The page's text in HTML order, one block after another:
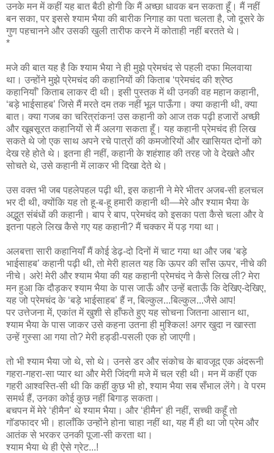
उनके मन में कहीं यह बात बैठी होगी कि मैं अच्छा धावक बन सकता हूँ। मैं नहीं
बन सका, पर इससे श्याम भैया की बारीक निगाह का पता चलता है, जो दूसरे के
गुण पहचानने और उसकी खुली तारीफ करने में कोताही नहीं बरतते थे।
*
मजे की बात यह है कि श्याम भैया ने ही मुझे प्रेमचंद से पहली दफा मिलवाया
था। उन्होंने मुझे प्रेमचंद की कहानियों की किताब ‘प्रेमचंद की श्रेष्ठ
कहानियाँ’ किताब लाकर दी थी। इसी पुस्तक में थी उनकी वह महान कहानी,
‘बड़े भाईसाहब’ जिसे मैं मरते दम तक नहीं भूल पाऊँगा। क्या कहानी थी, क्या
बात। क्या गजब का चरित्रांकन! उस कहानी को आज तक पढ़ी हजारों अच्छी
और खूबसूरत कहानियों से मैं अलगा सकता हूँ। यह कहानी प्रेमचंद ही लिख
सकते थे जो एक साथ अपने रचे पात्रों की कमजोरियों और खासियत दोनों को
देख रहे होते थे। इतना ही नहीं, कहानी के शहंशाह की तरह जो वे देखते और
सोचते थे, उसे कहानी में लाकर भी दिखा देते थे।
उस वक्त भी जब पहलेपहल पढ़ी थी, इस कहानी ने मेरे भीतर अजब-सी हलचल
भर दी थी, क्योंकि यह तो हू-ब-हू हमारी कहानी थी—मेरे और श्याम भैया के
अद्भुत संबंधों की कहानी। बाप रे बाप, प्रेमचंद को इसका पता कैसे चला और वे
इतना पहले लिख कैसे गए यह कहानी? मैं चक्कर में पड़ गया था।
अलबत्ता सारी कहानियाँ मैं कोई डेढ़-दो दिनों में चाट गया था और जब ‘बड़े
भाईसाहब’ कहानी पढ़ी थी, तो मेरी हालत यह कि ऊपर की साँस ऊपर, नीचे की
नीचे। अरे! मेरी और श्याम भैया की यह कहानी प्रेमचंद ने कैसे लिख ली? मेरा
मन हुआ कि दौड़कर श्याम भैया के पास जाऊँ और उन्हें बताऊँ कि देखिए-देखिए,
यह जो प्रेमचंद के ‘बड़े भाईसाहब’ हैं न, बिल्कुल...बिल्कुल...जैसे आप!
पर उत्तेजना में, एकांत में खुशी से हाँफते हुए यह सोचना जितना आसान था,
श्याम भैया के पास जाकर उसे कहना उतना ही मुश्किल! अगर खुदा न खास्ता
उन्हें गुस्सा आ गया तो? मेरी हड्डी-पसली एक हो जाएगी।
तो भी श्याम भैया जो थे, सो थे। उनसे डर और संकोच के बावजूद एक अंदरूनी
गहरा-गहरा-सा प्यार था और मेरी जिंदगी मजे में चल रही थी। मन में कहीं एक
गहरी आश्वस्ति-सी थी कि कहीं कुछ भी हो, श्याम भैया सब सँभाल लेंगे। वे परम
समर्थ हैं, उनका कोई कुछ नहीं बिगाड़ सकता।
बचपन में मेरे ‘हीमैन’ थे श्याम भैया। और ‘हीमैन’ ही नहीं, सच्ची कहूँ तो
गॉडफादर भी। हालाँकि उन्होंने होना चाहा नहीं था, यह मैं ही था जो प्रेम और
आतंक से भरकर उनकी पूजा-सी करता था।
श्याम भैया थे ही ऐसे ग्रेट...!